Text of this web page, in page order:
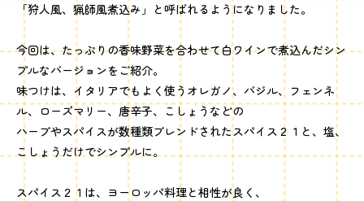
「狩人風、猟師風煮込み」と呼ばれるようになりました。
今回は、たっぷりの香味野菜を合わせて白ワインで煮込んだシン
プルなバージョンをご紹介。
味つけは、イタリアでもよく使うオレガノ、バジル、フェンネ
ル、ローズマリー、唐辛子、こしょうなどの
ハーブやスパイスが数種類ブレンドされたスパイス２１と、塩、
こしょうだけでシンプルに。
スパイス２１は、ヨーロッパ料理と相性が良く、